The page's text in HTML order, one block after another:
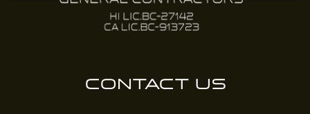
CONTACT US